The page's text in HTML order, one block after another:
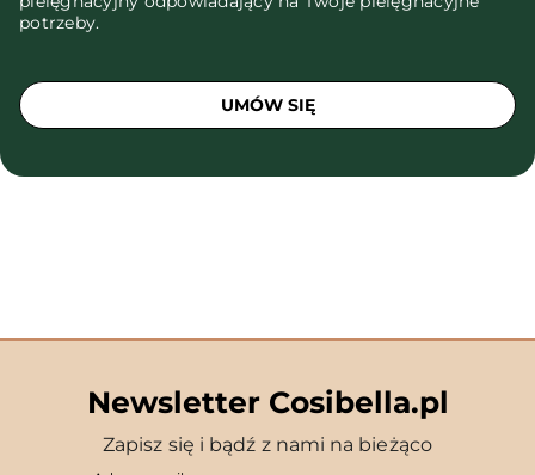
potrzeby.
UMÓW SIĘ
Newsletter Cosibella.pl
Zapisz się i bądź z nami na bieżąco